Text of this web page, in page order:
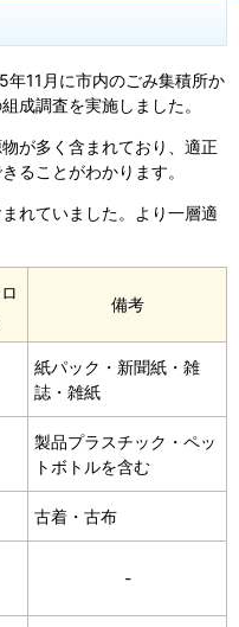
11月に市内のごみ集積所か
成調査を実施しました。
が多く含まれており、適正
ることがわかります。
れていました。より一層適
備考
紙パック・新聞紙・雑
誌・雑紙
製品プラスチック・ペッ
トボトルを含む
古着・古布
-